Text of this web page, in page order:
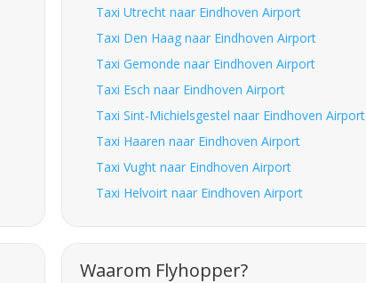
Taxi Utrecht naar Eindhoven Airport
Taxi Den Haag naar Eindhoven Airport
Taxi Gemonde naar Eindhoven Airport
Taxi Esch naar Eindhoven Airport
Taxi Sint-Michielsgestel naar Eindhoven Airport
Taxi Haaren naar Eindhoven Airport
Taxi Vught naar Eindhoven Airport
Taxi Helvoirt naar Eindhoven Airport
Waarom Flyhopper?